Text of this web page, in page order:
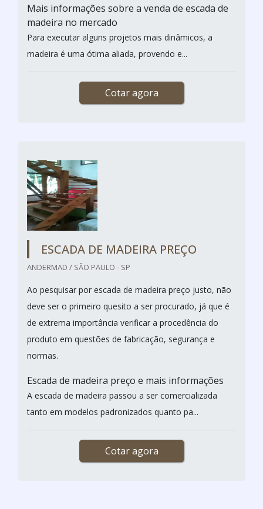
Mais informações sobre a venda de escada de
madeira no mercado
Para executar alguns projetos mais dinâmicos, a
madeira é uma ótima aliada, provendo e...
Cotar agora
ESCADA DE MADEIRA PREÇO
ANDERMAD / SÃO PAULO - SP
Ao pesquisar por escada de madeira preço justo, não
deve ser o primeiro quesito a ser procurado, já que é
de extrema importância verificar a procedência do
produto em questões de fabricação, segurança e
normas.
Escada de madeira preço e mais informações
A escada de madeira passou a ser comercializada
tanto em modelos padronizados quanto pa...
Cotar agora